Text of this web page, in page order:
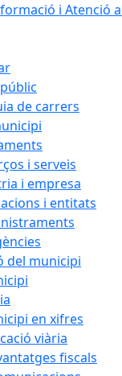
i Atenció
de carrers
i serveis
i empresa
i entitats
del municipi
en xifres
viària
fiscals